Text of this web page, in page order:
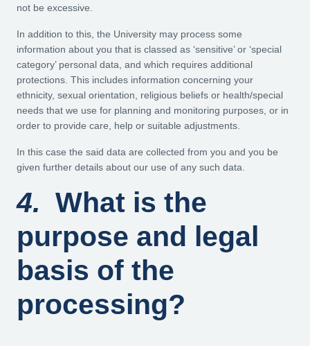
not be excessive.
In addition to this, the University may process some
information about you that is classed as ‘sensitive’ or ‘special
category’ personal data, and which requires additional
protections. This includes information concerning your
ethnicity, sexual orientation, religious beliefs or health/special
needs that we use for planning and monitoring purposes, or in
order to provide care, help or suitable adjustments.
In this case the said data are collected from you and you be
given further details about our use of any such data.
4. What is the
purpose and legal
basis of the
processing?